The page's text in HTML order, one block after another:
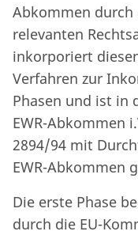
Abkommen durch
relevanten
inkorporiert
Verfahren zur
Phasen und ist in
EWR-Abkommen
2894/94 mit
EWR-Abkommen
Die erste Phase
durch die EU-